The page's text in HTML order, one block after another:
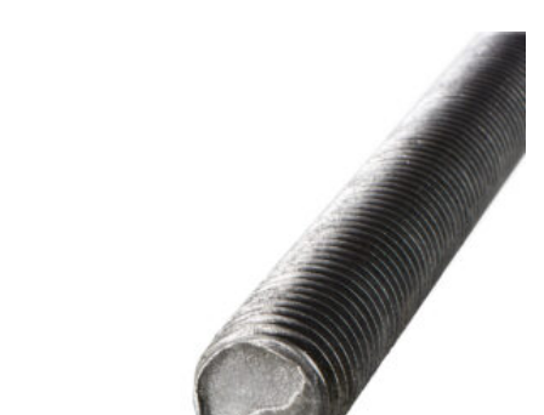
Produktseite
gewählt
werden